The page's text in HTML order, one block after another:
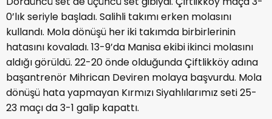
0’lık seriyle başladı. Salihli takımı erken molasını
kullandı. Mola dönüşü her iki takımda birbirlerinin
hatasını kovaladı. 13-9’da Manisa ekibi ikinci molasını
aldığı görüldü. 22-20 önde olduğunda Çiftlikköy adına
başantrenör Mihrican Deviren molaya başvurdu. Mola
dönüşü hata yapmayan Kırmızı Siyahlılarımız seti 25-
23 maçı da 3-1 galip kapattı.